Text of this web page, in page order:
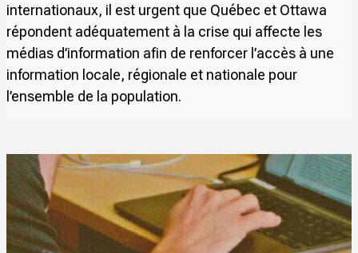
internationaux, il est urgent que Québec et Ottawa
répondent adéquatement à la crise qui affecte les
médias d’information afin de renforcer l’accès à une
information locale, régionale et nationale pour
l’ensemble de la population.